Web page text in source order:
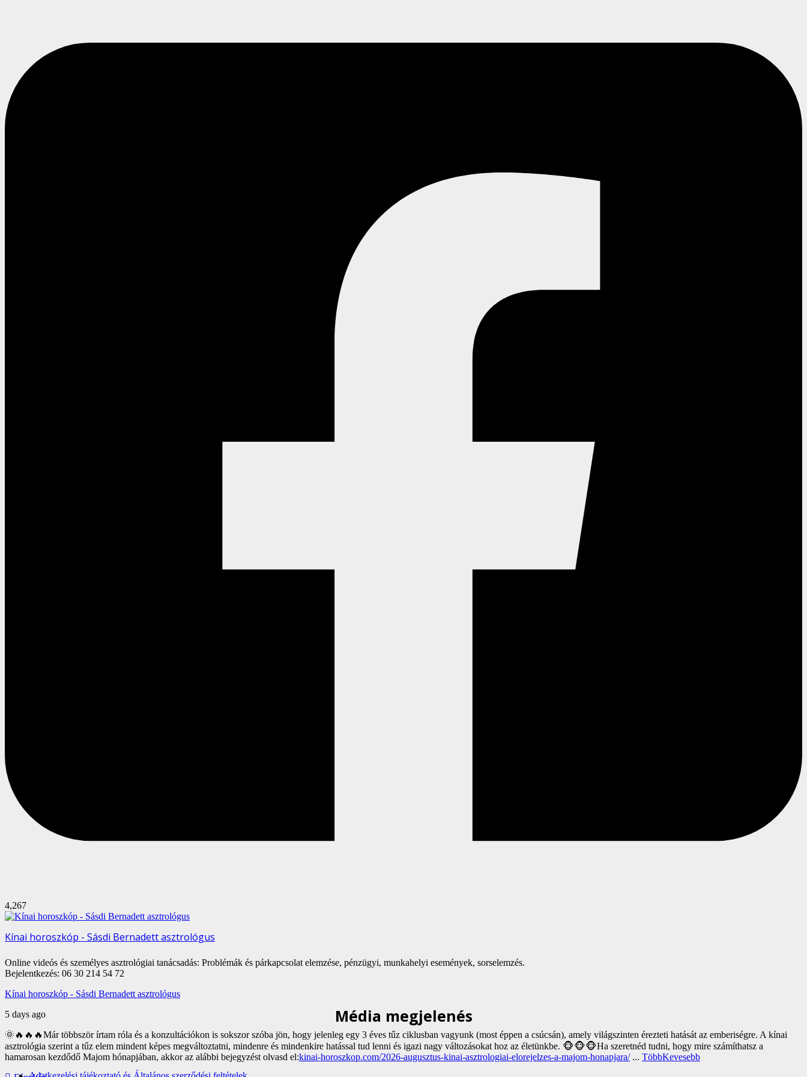
4,267
Kínai horoszkóp - Sásdi Bernadett asztrológus
Online videós és személyes asztrológiai tanácsadás: Problémák és párkapcsolat elemzése, pénzügyi, munkahelyi események, sorselemzés.
Bejelentkezés: 06 30 214 54 72
Kínai horoszkóp - Sásdi Bernadett asztrológus
5 days ago
🌞🔥🔥🔥Már többször írtam róla és a konzultációkon is sokszor szóba jön, hogy jelenleg egy 3 éves tűz ciklusban vagyunk (most éppen a csúcsán), amely világszinten érezteti hatását az emberiségre. A kínai
asztrológia szerint a tűz elem mindent képes megváltoztatni, mindenre és mindenkire hatással tud lenni és igazi nagy változásokat hoz az életünkbe. 🐵🐵🐵Ha szeretnéd tudni, hogy mire számíthatsz a
hamarosan kezdődő Majom hónapjában, akkor az alábbi bejegyzést olvasd el:kinai-horoszkop.com/2026-augusztus-kinai-asztrologiai-elorejelzes-a-majom-honapjara/ ... TöbbKevesebb
Média megjelenés